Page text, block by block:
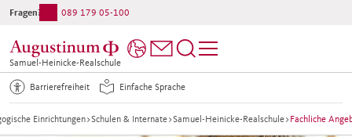
Samuel-Heinicke-Realschule
Fragen? 089 179 05-100
Einrichtungen>Schulen & Internate>Samuel-Heinicke-Realschule> Fachliche
Barrierefreiheit Einfache Sprache